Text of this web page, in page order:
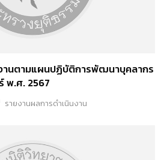
านตามแผนปฏิบัติการพัฒนาบุคลากร
พ.ศ. 2567
รายงานผลการดำเนินงาน